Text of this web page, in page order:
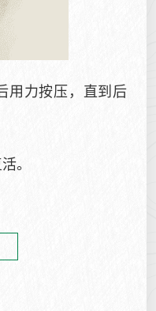
用力按压，直到后
。